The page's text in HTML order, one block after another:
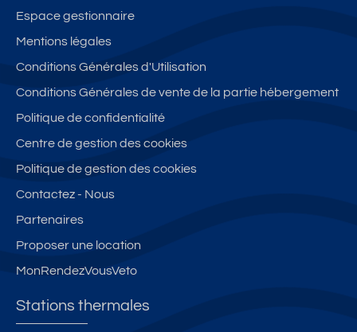
Espace gestionnaire
Mentions légales
Conditions Générales d'Utilisation
Conditions Générales de vente de la partie hébergement
Politique de confidentialité
Centre de gestion des cookies
Politique de gestion des cookies
Contactez - Nous
Partenaires
Proposer une location
MonRendezVousVeto
Stations thermales